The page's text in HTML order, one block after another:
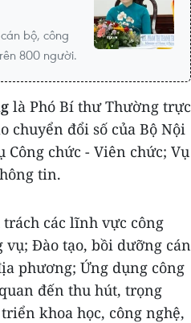
bộ, công
800 người.
là Phó Bí thư Thường trực
chuyển đổi số của Bộ Nội
chức - Viên chức; Vụ
tin.
các lĩnh vực công
vụ; Đào tạo, bồi dưỡng cán
phương; Ứng dụng công
đến thu hút, trọng
khoa học, công nghệ,